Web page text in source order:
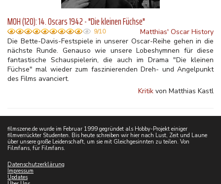
MOH (120): 14. Oscars 1942 - "Die kleinen Füchse"
9/10
Matthias' Oscar History
Die Bette-Davis-Festspiele in unserer Oscar-Reihe gehen in die
nächste Runde. Genauso wie unsere Lobeshymnen für diese
fantastische Schauspielerin, die auch im Drama "Die kleinen
Füchse" mal wieder zum faszinierenden Dreh- und Angelpunkt
des Films avanciert.
Kritik von Matthias Kastl
filmszene.de wurde im Februar 1999 gegründet als Hobby-Projekt einiger
filmverrückter Studenten. Bis heute schreiben wir hier nach Lust, Zeit und Laune
über unsere große Leidenschaft, um sie mit Gleichgesinnten zu teilen. Von
Filmfans, für Filmfans.
Datenschutzerklärung
Impressum
Updates